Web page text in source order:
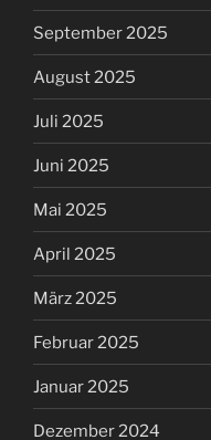
September 2025
August 2025
Juli 2025
Juni 2025
Mai 2025
April 2025
März 2025
Februar 2025
Januar 2025
Dezember 2024